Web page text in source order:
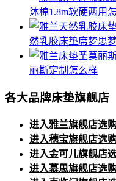
沐棉1.8m软硬两用
然乳胶床垫席梦思
丽斯定制怎么样
各大品牌床垫旗舰店
进入雅兰旗舰店选
进入穗宝旗舰店选
进入金可儿旗舰店
进入慕思旗舰店选